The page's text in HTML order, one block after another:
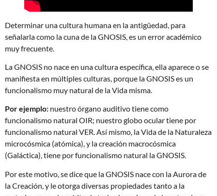
Determinar una cultura humana en la antigüedad, para
señalarla como la cuna de la GNOSIS, es un error académico
muy frecuente.
La GNOSIS no nace en una cultura específica, ella aparece o se
manifiesta en múltiples culturas, porque la GNOSIS es un
funcionalismo muy natural de la Vida misma.
Por ejemplo: nuestro órgano auditivo tiene como
funcionalismo natural OIR; nuestro globo ocular tiene por
funcionalismo natural VER. Así mismo, la Vida de la Naturaleza
microcósmica (atómica), y la creación macrocósmica
(Galáctica), tiene por funcionalismo natural la GNOSIS.
Por este motivo, se dice que la GNOSIS nace con la Aurora de
la Creación, y le otorga diversas propiedades tanto a la